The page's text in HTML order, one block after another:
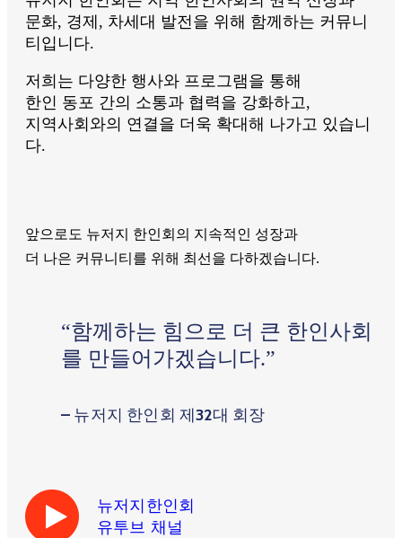
문화, 경제, 차세대 발전을 위해 함께하는 커뮤니
티입니다.
저희는 다양한 행사와 프로그램을 통해
한인 동포 간의 소통과 협력을 강화하고,
지역사회와의 연결을 더욱 확대해 나가고 있습니
다.
앞으로도 뉴저지 한인회의 지속적인 성장과
더 나은 커뮤니티를 위해 최선을 다하겠습니다.
“함께하는 힘으로 더 큰 한인사회
를 만들어가겠습니다.”
– 뉴저지 한인회 제32대 회장
뉴저지한인회
유투브 채널